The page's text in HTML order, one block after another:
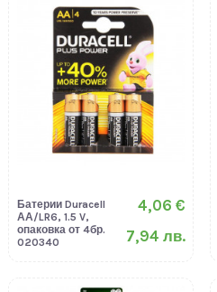
Батерии Duracell
АА/LR6, 1.5 V,
опаковка от 4бр.
020340
4,06 €
7,94 лв.